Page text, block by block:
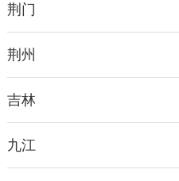
荆门
荆州
吉林
九江